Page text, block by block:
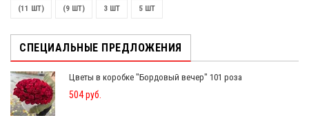
(11 ШТ) (9 ШТ) 3 ШТ 5 ШТ
СПЕЦИАЛЬНЫЕ ПРЕДЛОЖЕНИЯ
Цветы в коробке "Бордовый вечер" 101 роза
504 руб.